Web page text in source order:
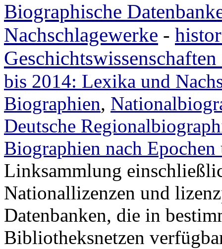
Biographische
Nachschlagewerke -
bis 2014: Lexika und
Biographien,
Deutsche
Biographien nach Epochen
Linksammlung
Nationallizenzen und
Datenbanken, die in
Bibliotheksnetzen